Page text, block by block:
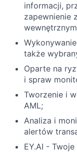
informacji,
zapewnienie
także
Oparte na
i spraw
Tworzenie i
AML;
Analiza i
alertów
EY.AI -